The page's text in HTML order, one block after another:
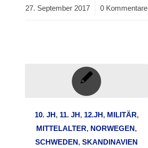
27. September 2017
/ 0 Kommentare
10. JH, 11. JH, 12.JH, MILITÄR,
MITTELALTER, NORWEGEN,
SCHWEDEN,SKANDINAVIEN